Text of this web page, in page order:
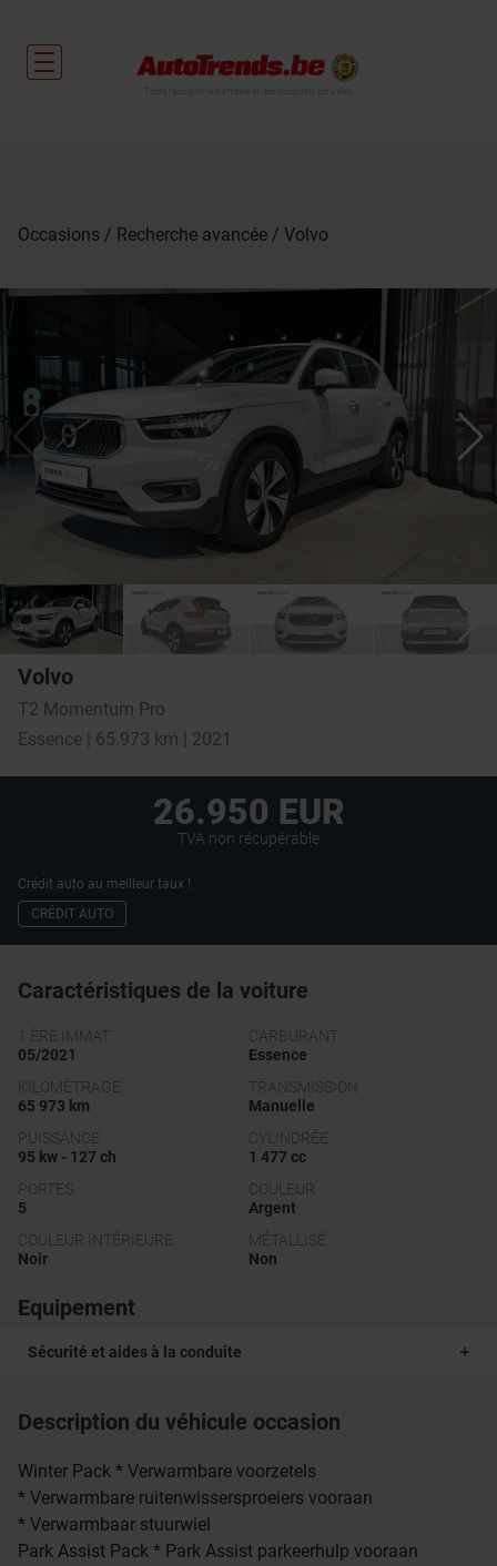
Occasions Recherche avancée Volvo
Volvo
T2 Momentum Pro
Essence | 65.973 km | 2021
26.950 EUR
TVA non récupérable
Crédit auto au meilleur taux !
CRÉDIT AUTO
Caractéristiques de la voiture
1 ÉRE IMMAT
05/2021
CARBURANT
Essence
KILOMÉTRAGE
65 973 km
TRANSMISSION
Manuelle
PUISSANCE
95 kw - 127 ch
CYLINDRÉE
1 477 cc
PORTES
5
COULEUR
Argent
COULEUR INTÉRIEURE
Noir
MÉTALLISÉ
Non
Equipement
Sécurité et aides à la conduite
Description du véhicule occasion
Winter Pack * Verwarmbare voorzetels
* Verwarmbare ruitenwissersproeiers vooraan
* Verwarmbaar stuurwiel
Park Assist Pack * Park Assist parkeerhulp vooraan